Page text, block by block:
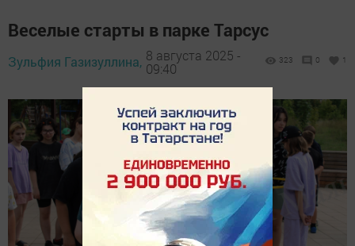
Веселые старты в парке Тарсус
Зульфия Газизуллина, 8 августа 2025 -
09:40
323 0 1